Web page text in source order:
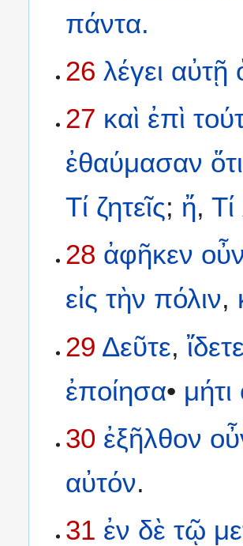
πάντα.
26 λέγει αὐτῇ
27 καὶ ἐπὶ
ἐθαύμασαν ὅτι
Τί ζητεῖς; ἤ,Τί
28 ἀφῆκεν
εἰς τὴν πόλιν,
29 Δεῦτε,
ἐποίησα• μήτι
30 ἐξῆλθον
αὐτόν.
31 ἐν δὲ τῷ